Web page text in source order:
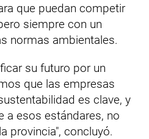
que puedan competir
siempre con un
normas ambientales.
su futuro por un
que las empresas
es clave, y
a esos estándares, no
provincia", concluyó.